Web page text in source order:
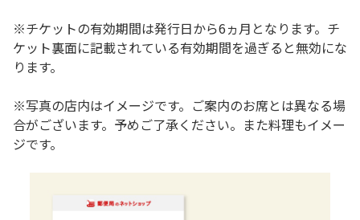
※チケットの有効期間は発行日から6ヵ月となります。チ
ケット裏面に記載されている有効期間を過ぎると無効にな
ります。
※写真の店内はイメージです。ご案内のお席とは異なる場
合がございます。予めご了承ください。また料理もイメー
ジです。